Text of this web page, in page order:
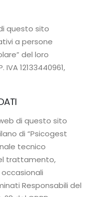
questo sito
a persone
del loro
12133440961,
di questo sito
di “Psicogest
tecnico
trattamento,
Responsabili del